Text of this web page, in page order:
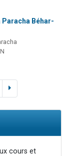
Paracha Béhar-
cours et